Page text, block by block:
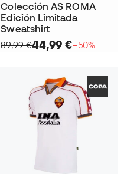
Colección AS ROMA
Edición Limitada
Sweatshirt
89,99 €44,99 €−50%